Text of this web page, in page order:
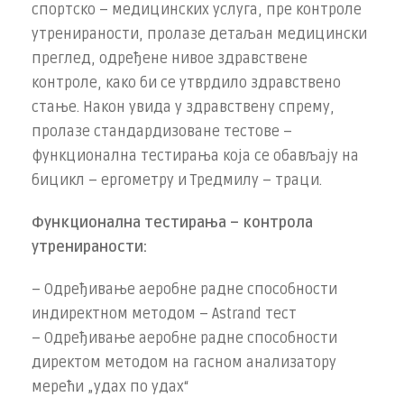
спортско – медицинских услуга, пре контроле
утренираности, пролазе детаљан медицински
преглед, одређене нивое здравствене
контроле, како би се утврдило здравствено
стање. Након увида у здравствену спрему,
пролазе стандардизоване тестове –
функционална тестирања која се обављају на
бицикл – ергометру и Тредмилу – траци.
Функционална тестирања – контрола
утренираности:
– Одређивање аеробне радне способности
индиректном методом – Astrand тест
– Одређивање аеробне радне способности
директом методом на гасном анализатору
мерећи „удах по удах“